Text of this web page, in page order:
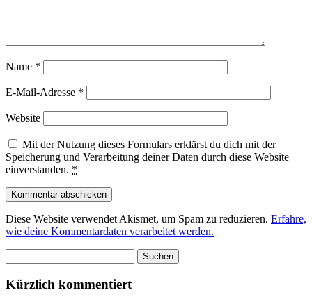
Name *
E-Mail-Adresse *
Website
Mit der Nutzung dieses Formulars erklärst du dich mit der
Speicherung und Verarbeitung deiner Daten durch diese Website
einverstanden. *
Diese Website verwendet Akismet, um Spam zu reduzieren. Erfahre,
wie deine Kommentardaten verarbeitet werden.
nach:
Kürzlich kommentiert